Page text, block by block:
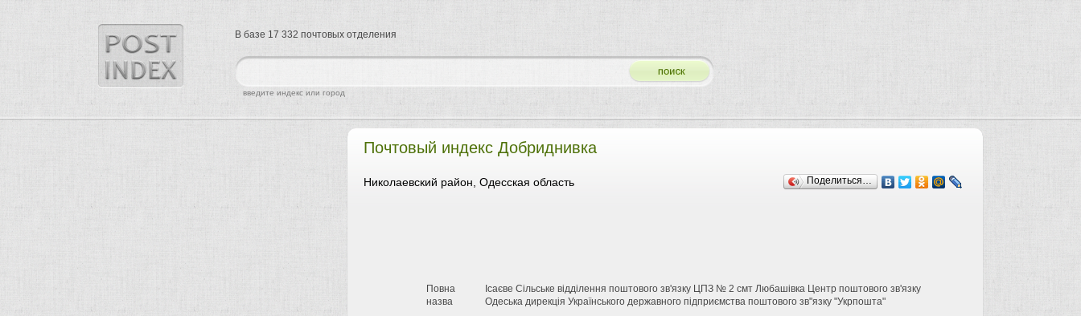
Почтовый индекс Добриднивка
Поделиться…
Николаевский район, Одесская область
Повна
назва
Ісаєве Сільське відділення поштового зв'язку ЦПЗ № 2 смт Любашівка Центр поштового зв'язку
Одеська дирекція Українського державного підприємства поштового зв"язку "Укрпошта"
найти
введите индекс или город
В базе 17 332 почтовых отделения